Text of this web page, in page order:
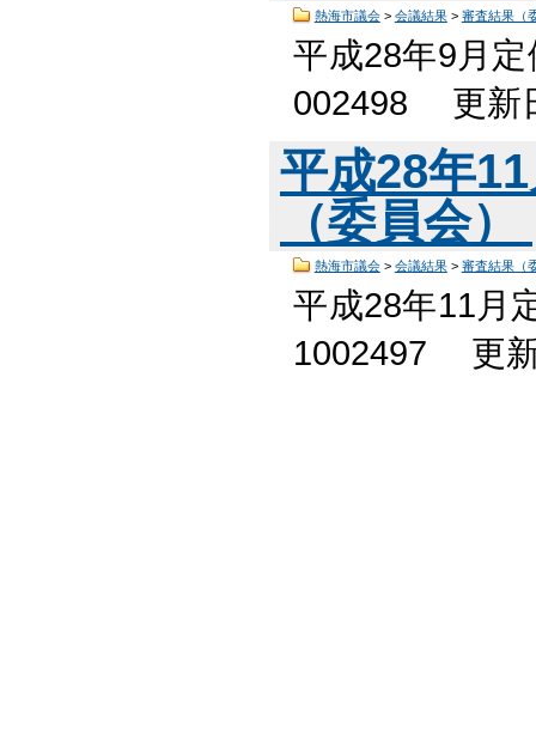
熱海市議会> 会議結果> 審査結果（
平成28年9月
002498 更新
平成28年
（委員会）
熱海市議会> 会議結果> 審査結果（
平成28年11月
1002497 更